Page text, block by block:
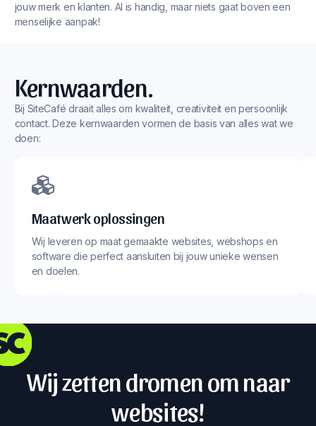
jouw merk en klanten. AI is handig, maar niets gaat boven een
menselijke aanpak!
Kernwaarden.
Bij SiteCafé draait alles om kwaliteit, creativiteit en persoonlijk
contact. Deze kernwaarden vormen de basis van alles wat we
doen:
Maatwerk oplossingen
Wij leveren op maat gemaakte websites, webshops en
software die perfect aansluiten bij jouw unieke wensen
en doelen.
Wij zetten dromen om naar
websites!